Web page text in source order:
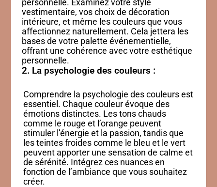
personnelle. Examinez votre style
vestimentaire, vos choix de décoration
intérieure, et même les couleurs que vous
affectionnez naturellement. Cela jettera les
bases de votre palette événementielle,
offrant une cohérence avec votre esthétique
personnelle.
2. La psychologie des couleurs :
Comprendre la psychologie des couleurs est
essentiel. Chaque couleur évoque des
émotions distinctes. Les tons chauds
comme le rouge et l’orange peuvent
stimuler l’énergie et la passion, tandis que
les teintes froides comme le bleu et le vert
peuvent apporter une sensation de calme et
de sérénité. Intégrez ces nuances en
fonction de l’ambiance que vous souhaitez
créer.